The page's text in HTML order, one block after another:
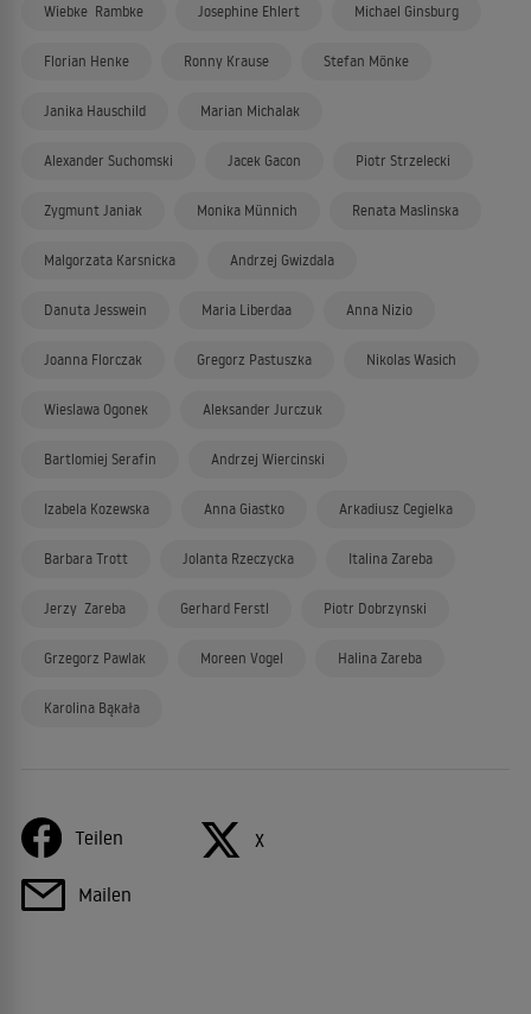
Wiebke Rambke Josephine Ehlert Michael Ginsburg
Florian Henke Ronny Krause Stefan Mönke
Janika Hauschild Marian Michalak
Alexander Suchomski Jacek Gacon Piotr Strzelecki
Zygmunt Janiak Monika Münnich Renata Maslinska
Malgorzata Karsnicka Andrzej Gwizdala
Danuta Jesswein Maria Liberdaa Anna Nizio
Joanna Florczak Gregorz Pastuszka Nikolas Wasich
Wieslawa Ogonek Aleksander Jurczuk
Bartlomiej Serafin Andrzej Wiercinski
Izabela Kozewska Anna Giastko Arkadiusz Cegielka
Barbara Trott Jolanta Rzeczycka Italina Zareba
Jerzy Zareba Gerhard Ferstl Piotr Dobrzynski
Grzegorz Pawlak Moreen Vogel Halina Zareba
Karolina Bąkała
Teilen X
Mailen